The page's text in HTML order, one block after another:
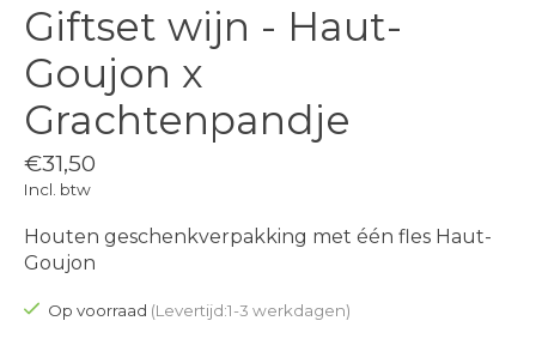
Giftset wijn - Haut-
Goujon x
Grachtenpandje
€31,50
Incl. btw
Houten geschenkverpakking met één fles Haut-
Goujon
Op voorraad (Levertijd:1-3 werkdagen)